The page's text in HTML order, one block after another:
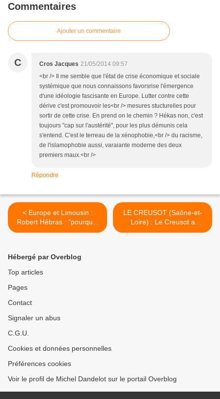
Commentaires
Ajouter un commentaire
C Cros Jacques 21/05/2014 09:57
<br /> Il me semble que l'état de crise économique et sociale
systémique que nous connaissons favorsrise l'émergence
d'une idéologie fascisante en Europe. Lutter contre cette
dérive c'est promouvoir les<br /> mesures stucturelles pour
sortir de cette crise. En prend on le chemin ? Hékas non, c'est
toujours "cap sur l'austérité", pour les plus démunis cela
s'entend. C'est le terreau de la xénophobie,<br /> du racisme,
de l'islamophobie aussi, varaiante moderne des deux
premiers maux.<br />
Répondre
< Europe et Limousin :
Robert Hébras : "pourquoi
je suis devenu un européen
LE CREUSOT (Saône-et-
Loire) : Le Creusot a
accueilli l’assemblée
Hébergé par Overblog
Top articles
Pages
Contact
Signaler un abus
C.G.U.
Cookies et données personnelles
Préférences cookies
Voir le profil de Michel Dandelot sur le portail Overblog